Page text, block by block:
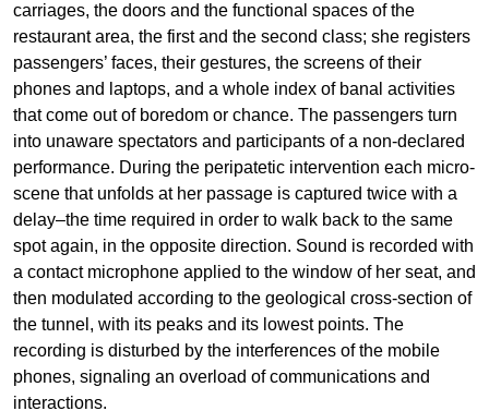
carriages, the doors and the functional spaces of the
restaurant area, the first and the second class; she registers
passengers’ faces, their gestures, the screens of their
phones and laptops, and a whole index of banal activities
that come out of boredom or chance. The passengers turn
into unaware spectators and participants of a non-declared
performance. During the peripatetic intervention each micro-
scene that unfolds at her passage is captured twice with a
delay–the time required in order to walk back to the same
spot again, in the opposite direction. Sound is recorded with
a contact microphone applied to the window of her seat, and
then modulated according to the geological cross-section of
the tunnel, with its peaks and its lowest points. The
recording is disturbed by the interferences of the mobile
phones, signaling an overload of communications and
interactions.